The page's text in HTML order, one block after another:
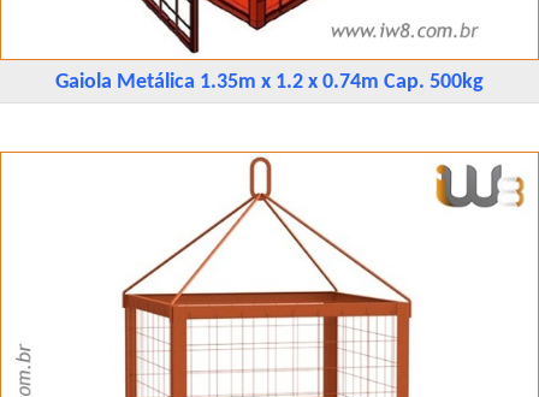
Gaiola Metálica 1.35m x 1.2 x 0.74m Cap. 500kg